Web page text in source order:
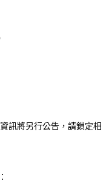
訊將另行公告，請鎖定相